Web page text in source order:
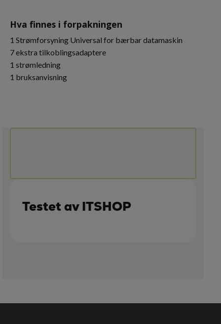
Hva finnes i forpakningen
1 Strømforsyning Universal for bærbar datamaskin
7 ekstra tilkoblingsadaptere
1 strømledning
1 bruksanvisning
Testet av ITSHOP